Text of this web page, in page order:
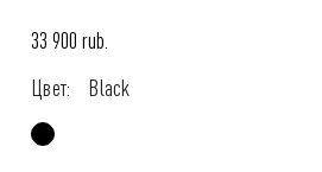
33 900 rub.
Цвет:
Black